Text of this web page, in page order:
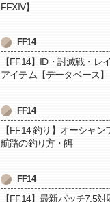
FFXIV】
FF14
【FF14】ID・討滅戦・レ
アイテム【データベース】
FF14
【FF14 釣り】オーシャ
航路の釣り方・餌
FF14
【FF14】最新パッチ7.5